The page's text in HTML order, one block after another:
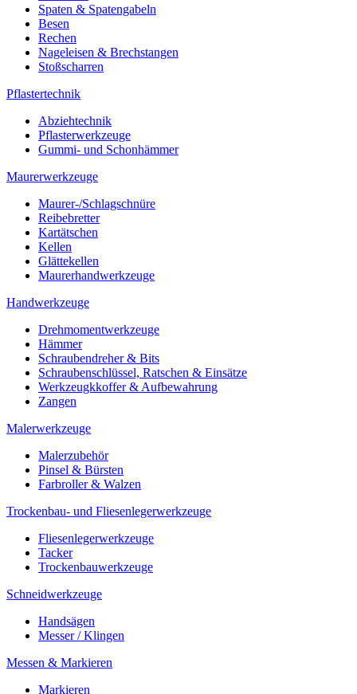
Spaten & Spatengabeln
Besen
Rechen
Nageleisen & Brechstangen
Stoßscharren
Pflastertechnik
Abziehtechnik
Pflasterwerkzeuge
Gummi- und Schonhämmer
Maurerwerkzeuge
Maurer-/Schlagschnüre
Reibebretter
Kartätschen
Kellen
Glättekellen
Maurerhandwerkzeuge
Handwerkzeuge
Drehmomentwerkzeuge
Hämmer
Schraubendreher & Bits
Schraubenschlüssel, Ratschen & Einsätze
Werkzeugkkoffer & Aufbewahrung
Zangen
Malerwerkzeuge
Malerzubehör
Pinsel & Bürsten
Farbroller & Walzen
Trockenbau- und Fliesenlegerwerkzeuge
Fliesenlegerwerkzeuge
Tacker
Trockenbauwerkzeuge
Schneidwerkzeuge
Handsägen
Messer / Klingen
Messen & Markieren
Markieren